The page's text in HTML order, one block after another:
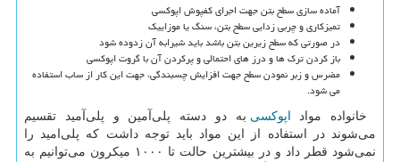
آماده سازی سطح بتن جهت اجرای کفپوش اپوکسی
تمیزکاری و چربی زدایی سطح بتن، سنگ یا موزاییک
در صورتی که سطح زیرین بتن باشد باید شیرابه آن زدوده شود
باز کردن ترک ها و درز های احتمالی و پرکردن آن با گروت اپوکسی
مضرس و زبر نمودن سطح جهت افزایش چسبندگی، جهت این کار از ساب استفاده
می شود.
خانواده مواد اپوکسی به دو دسته پلی‌آمین و پلی‌آمید تقسیم
می‌شوند در استفاده از این مواد باید توجه داشت که پلی‌امید را
نمی‌شود قطر داد و در بیشترین حالت تا ۱۰۰۰ میکرون می‌توانیم به